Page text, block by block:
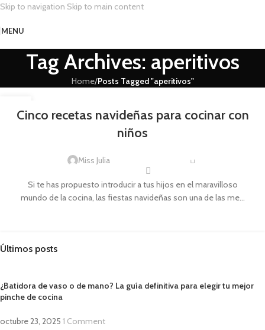
Skip to navigation Skip to main content
MENU
Tag Archives: aperitivos
Home/Posts Tagged "aperitivos"
23
DICCinco recetas navideñas para cocinar con
niños
Miss Julia
Si te has propuesto introducir a tus hijos en el maravilloso
mundo de la cocina, las fiestas navideñas son una de las me...
Últimos posts
¿Batidora de vaso o de mano? La guía definitiva para elegir tu mejor
pinche de cocina
octubre 23, 2025 1 Comment